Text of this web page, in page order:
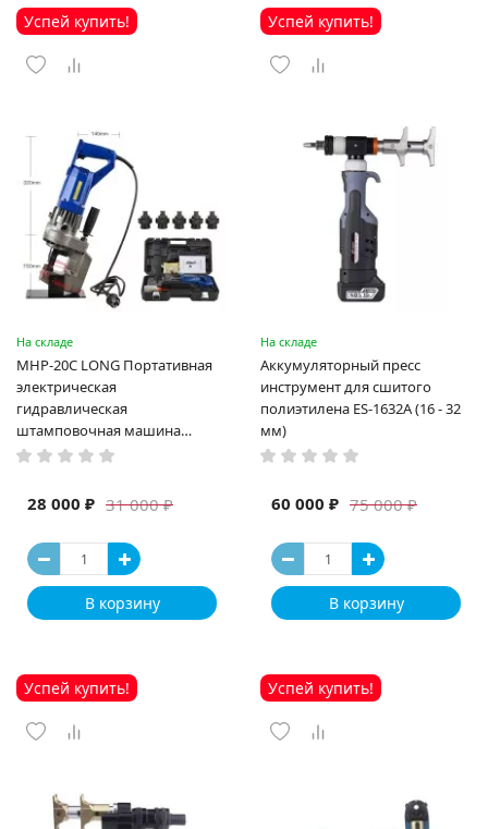
Успей купить!
На складе
MHP-20C LONG Портативная
электрическая
гидравлическая
штамповочная машина
высокая мощность и мощный
машина
31 000 ₽
28 000 ₽
В корзину
Успей купить!
На складе
Аккумуляторный пресс
инструмент для сшитого
полиэтилена ES-1632A (16 - 32
мм)
75 000 ₽
60 000 ₽
В корзину
Успей купить! Успей купить!